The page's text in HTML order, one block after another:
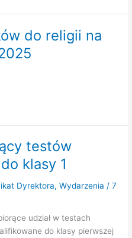
do religii na
testów
klasy 1
Dyrektora,Wydarzenia /7
udział w testach
do klasy pierwszej